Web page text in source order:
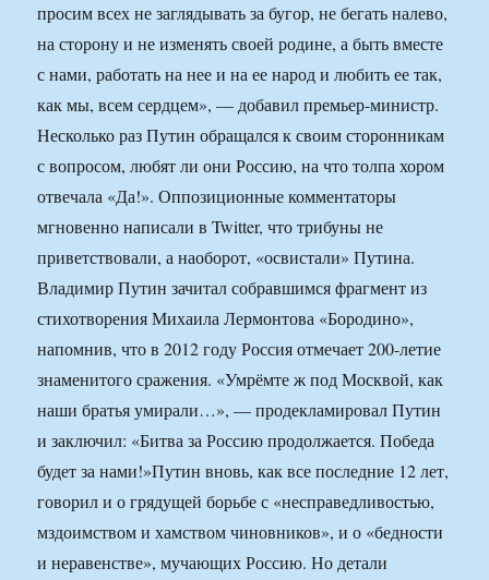
просим всех не заглядывать за бугор, не бегать налево,
на сторону и не изменять своей родине, а быть вместе
с нами, работать на нее и на ее народ и любить ее так,
как мы, всем сердцем», — добавил премьер-министр.
Несколько раз Путин обращался к своим сторонникам
с вопросом, любят ли они Россию, на что толпа хором
отвечала «Да!». Оппозиционные комментаторы
мгновенно написали в Twitter, что трибуны не
приветствовали, а наоборот, «освистали» Путина.
Владимир Путин зачитал собравшимся фрагмент из
стихотворения Михаила Лермонтова «Бородино»,
напомнив, что в 2012 году Россия отмечает 200-летие
знаменитого сражения. «Умрёмте ж под Москвой, как
наши братья умирали…», — продекламировал Путин
и заключил: «Битва за Россию продолжается. Победа
будет за нами!»Путин вновь, как все последние 12 лет,
говорил и о грядущей борьбе с «несправедливостью,
мздоимством и хамством чиновников», и о «бедности
и неравенстве», мучающих Россию. Но детали